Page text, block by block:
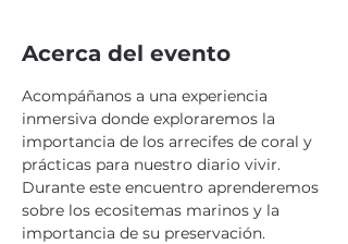
Acerca del evento
Acompáñanos a una experiencia
inmersiva donde exploraremos la
importancia de los arrecifes de coral y
prácticas para nuestro diario vivir.
Durante este encuentro aprenderemos
sobre los ecositemas marinos y la
importancia de su preservación.